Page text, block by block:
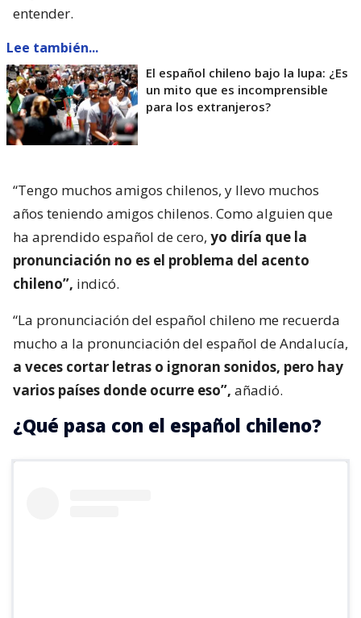
entender.
Lee también...
El español chileno bajo la lupa: ¿Es
un mito que es incomprensible
para los extranjeros?
“Tengo muchos amigos chilenos, y llevo muchos
años teniendo amigos chilenos. Como alguien que
ha aprendido español de cero, yo diría que la
pronunciación no es el problema del acento
chileno”, indicó.
“La pronunciación del español chileno me recuerda
mucho a la pronunciación del español de Andalucía,
a veces cortar letras o ignoran sonidos, pero hay
varios países donde ocurre eso”, añadió.
¿Qué pasa con el español chileno?